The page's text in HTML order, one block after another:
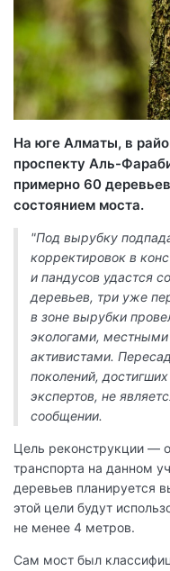
На юге Алматы, в
проспекту Аль-
примерно 60
состоянием моста.
"Под вырубку
корректировок в
и пандусов удастся
деревьев, три уже
в зоне вырубки
экологами,
активистами.
поколений,
экспертов, не
сообщении.
Цель реконструкции —
транспорта на данном
деревьев планируется
этой цели будут
не менее 4 метров.
Сам мост был